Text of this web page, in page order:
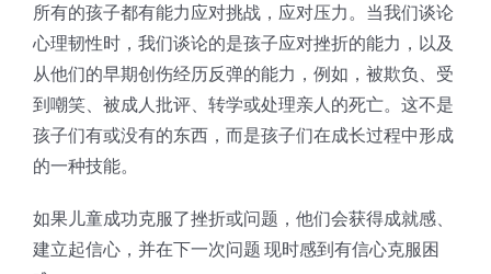
所有的孩子都有能力应对挑战，应对压力。当我们谈论
心理韧性时，我们谈论的是孩子应对挫折的能力，以及
从他们的早期创伤经历反弹的能力，例如，被欺负、受
到嘲笑、被成人批评、转学或处理亲人的死亡。这不是
孩子们有或没有的东西，而是孩子们在成长过程中形成
的一种技能。
如果儿童成功克服了挫折或问题，他们会获得成就感、
建立起信心，并在下一次问题 现时感到有信心克服困